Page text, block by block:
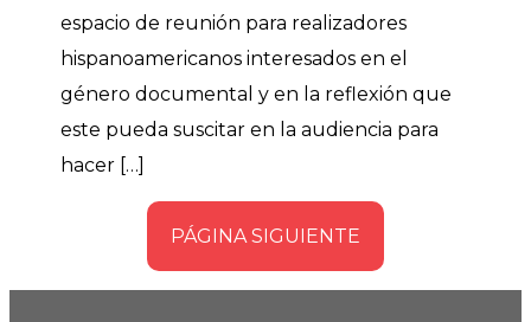
espacio de reunión para realizadores
hispanoamericanos interesados en el
género documental y en la reflexión que
este pueda suscitar en la audiencia para
hacer […]
PÁGINA SIGUIENTE